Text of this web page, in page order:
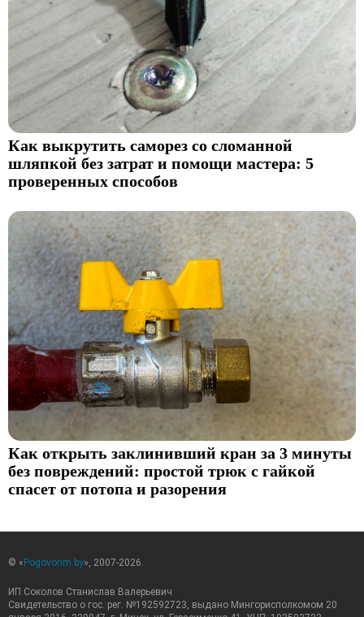
Как выкрутить саморез со сломанной
шляпкой без затрат и помощи мастера: 5
проверенных способов
Как открыть заклинивший кран за 3 минуты
без повреждений: простой трюк с гайкой
спасет от потопа и разорения
© «Pogovorim.by», 2007-2026.
ИП Соколов Станислав Валерьевич
Свидетельство о гос. рег. №192592723, выдано Мингорисполкомом 20